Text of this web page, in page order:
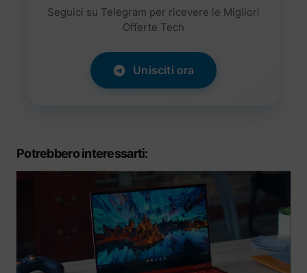
Seguici su Telegram per ricevere le Migliori
Offerte Tech
Unisciti ora
Potrebbero interessarti: